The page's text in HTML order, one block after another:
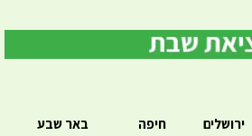
ירושלים
חיפה
באר שבע